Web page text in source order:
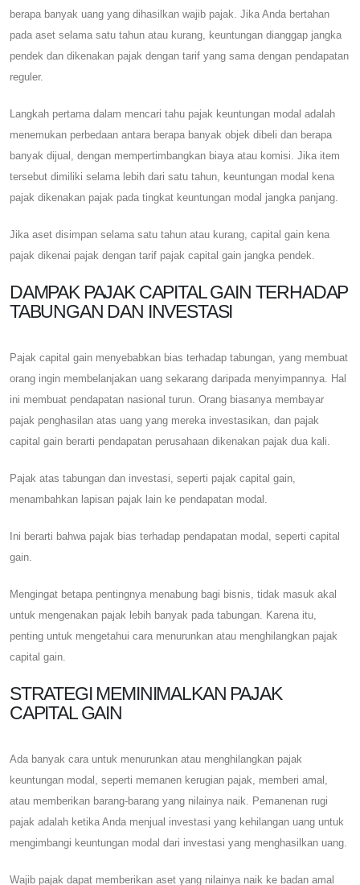
berapa banyak uang yang dihasilkan wajib pajak. Jika Anda bertahan
pada aset selama satu tahun atau kurang, keuntungan dianggap jangka
pendek dan dikenakan pajak dengan tarif yang sama dengan pendapatan
reguler.
Langkah pertama dalam mencari tahu pajak keuntungan modal adalah
menemukan perbedaan antara berapa banyak objek dibeli dan berapa
banyak dijual, dengan mempertimbangkan biaya atau komisi. Jika item
tersebut dimiliki selama lebih dari satu tahun, keuntungan modal kena
pajak dikenakan pajak pada tingkat keuntungan modal jangka panjang.
Jika aset disimpan selama satu tahun atau kurang, capital gain kena
pajak dikenai pajak dengan tarif pajak capital gain jangka pendek.
DAMPAK PAJAK CAPITAL GAIN TERHADAP
TABUNGAN DAN INVESTASI
Pajak capital gain menyebabkan bias terhadap tabungan, yang membuat
orang ingin membelanjakan uang sekarang daripada menyimpannya. Hal
ini membuat pendapatan nasional turun. Orang biasanya membayar
pajak penghasilan atas uang yang mereka investasikan, dan pajak
capital gain berarti pendapatan perusahaan dikenakan pajak dua kali.
Pajak atas tabungan dan investasi, seperti pajak capital gain,
menambahkan lapisan pajak lain ke pendapatan modal.
Ini berarti bahwa pajak bias terhadap pendapatan modal, seperti capital
gain.
Mengingat betapa pentingnya menabung bagi bisnis, tidak masuk akal
untuk mengenakan pajak lebih banyak pada tabungan. Karena itu,
penting untuk mengetahui cara menurunkan atau menghilangkan pajak
capital gain.
STRATEGI MEMINIMALKAN PAJAK
CAPITAL GAIN
Ada banyak cara untuk menurunkan atau menghilangkan pajak
keuntungan modal, seperti memanen kerugian pajak, memberi amal,
atau memberikan barang-barang yang nilainya naik. Pemanenan rugi
pajak adalah ketika Anda menjual investasi yang kehilangan uang untuk
mengimbangi keuntungan modal dari investasi yang menghasilkan uang.
Wajib pajak dapat memberikan aset yang nilainya naik ke badan amal